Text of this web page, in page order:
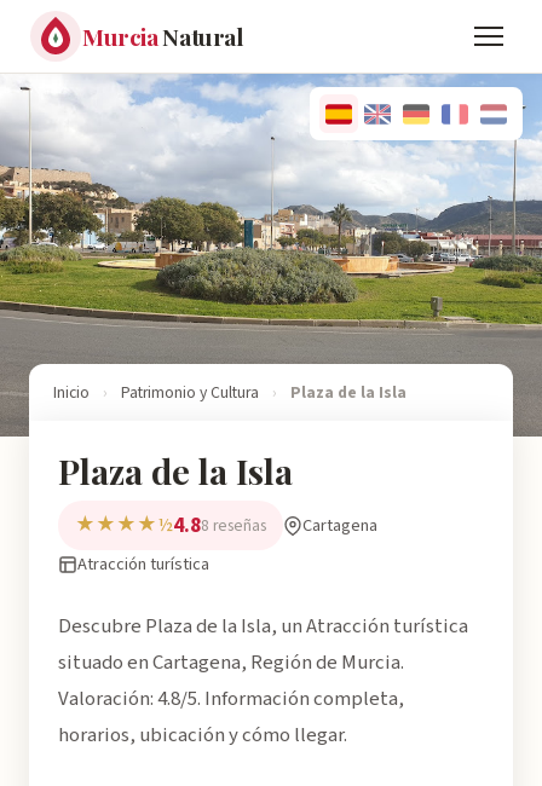
MurciaNatural
Inicio › Patrimonio y Cultura › Plaza de la Isla
Plaza de la Isla
★★★★½4.88 reseñas
Cartagena
Atracción turística
Descubre Plaza de la Isla, un Atracción turística
situado en Cartagena, Región de Murcia.
Valoración: 4.8/5. Información completa,
horarios, ubicación y cómo llegar.